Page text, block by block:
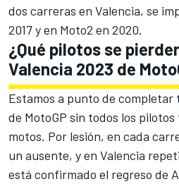
dos carreras en Valencia, se
2017 y en Moto2 en 2020.
¿Qué pilotos se
Valencia 2023 de
Estamos a punto de completar
de MotoGP sin todos los
motos. Por lesión, en cada
un ausente, y en Valencia
está confirmado el regreso de